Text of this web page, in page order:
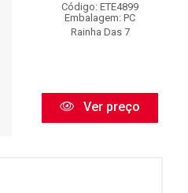
Código: ETE4899
Embalagem: PC
Rainha Das 7
Ver preço